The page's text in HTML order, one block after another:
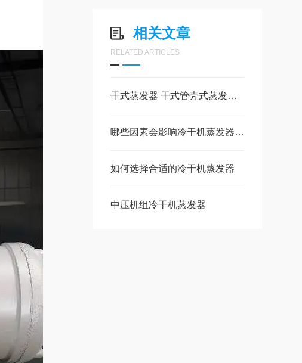
相关文章
RELATED ARTICLES
干式蒸发器 干式管壳式蒸发器可以用在哪里
哪些因素会影响冷干机蒸发器的传热性能？
如何选择合适的冷干机蒸发器
中压机组冷干机蒸发器